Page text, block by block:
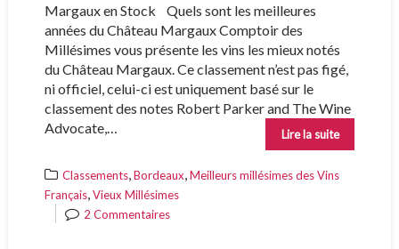
Margaux en Stock Quels sont les meilleures
années du Château Margaux Comptoir des
Millésimes vous présente les vins les mieux notés
du Château Margaux. Ce classement n’est pas figé,
ni officiel, celui-ci est uniquement basé sur le
classement des notes Robert Parker and The Wine
Advocate,…
Lire la suite
Classements,Bordeaux,Meilleurs millésimes des Vins
Français,Vieux Millésimes
2 Commentaires